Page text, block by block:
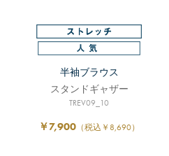
半袖ブラウス
スタンドギャザー
TREV09_10
￥7,900 （税込￥8,690）